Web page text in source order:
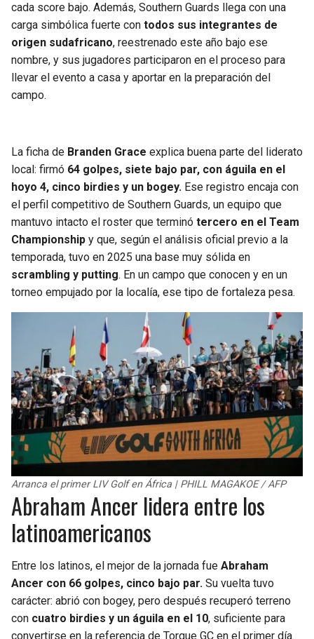
BUCCANEERS
cada score bajo. Además, Southern Guards llega con una
carga simbólica fuerte con todos sus integrantes de
origen sudafricano, reestrenado este año bajo ese
nombre, y sus jugadores participaron en el proceso para
llevar el evento a casa y aportar en la preparación del
campo.
La ficha de Branden Grace explica buena parte del liderato
local: firmó 64 golpes, siete bajo par, con águila en el
hoyo 4, cinco birdies y un bogey. Ese registro encaja con
el perfil competitivo de Southern Guards, un equipo que
mantuvo intacto el roster que terminó tercero en el Team
Championship y que, según el análisis oficial previo a la
temporada, tuvo en 2025 una base muy sólida en
scrambling y putting. En un campo que conocen y en un
torneo empujado por la localía, ese tipo de fortaleza pesa.
Arranca el primer LIV Golf en África | PHILL MAGAKOE / AFP
Abraham Ancer lidera entre los
latinoamericanos
Entre los latinos, el mejor de la jornada fue Abraham
Ancer con 66 golpes, cinco bajo par. Su vuelta tuvo
carácter: abrió con bogey, pero después recuperó terreno
con cuatro birdies y un águila en el 10, suficiente para
convertirse en la referencia de Torque GC en el primer día.